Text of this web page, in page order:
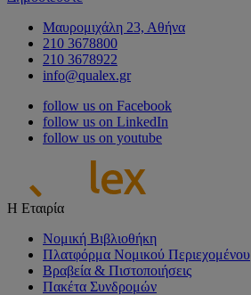
Μαυρομιχάλη 23, Αθήνα
210 3678800
210 3678922
info@qualex.gr
follow us on Facebook
follow us on LinkedIn
follow us on youtube
Η Εταιρία
Νομική Βιβλιοθήκη
Πλατφόρμα Νομικού Περιεχομένου
Βραβεία & Πιστοποιήσεις
Πακέτα Συνδρομών